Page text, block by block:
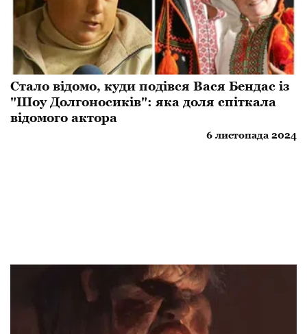
Стало відомо, куди подівся Вася Бендас із
"Шоу Долгоносиків": яка доля спіткала
відомого актора
6 листопада 2024